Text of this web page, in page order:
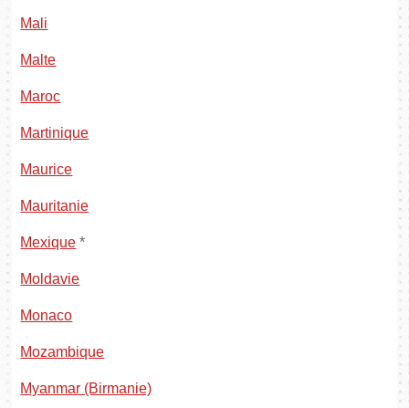
Mali
Malte
Maroc
Martinique
Maurice
Mauritanie
Mexique *
Moldavie
Monaco
Mozambique
Myanmar (Birmanie)